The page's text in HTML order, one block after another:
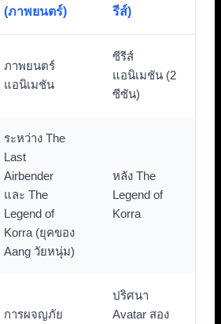
(ภาพยนตร์)
รีส์)
ภาพยนตร์
แอนิเมชัน
ซีรีส์
แอนิเมชัน (2
ซีซัน)
ระหว่าง The
Last
Airbender
และ The
Legend of
Korra (ยุคของ
Aang วัยหนุ่ม)
หลัง The
Legend of
Korra
การผจญภัย
ปริศนา
Avatar สอง